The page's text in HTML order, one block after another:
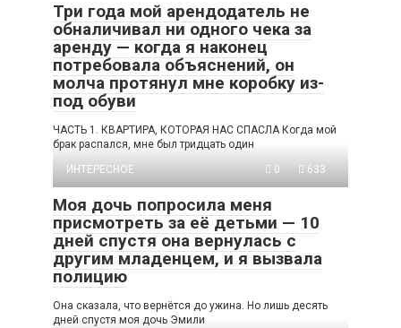
Три года мой арендодатель не
обналичивал ни одного чека за
аренду — когда я наконец
потребовала объяснений, он
молча протянул мне коробку из-
под обуви
ЧАСТЬ 1. КВАРТИРА, КОТОРАЯ НАС СПАСЛА Когда мой
брак распался, мне был тридцать один
ИНТЕРЕСНОЕ
0 633
Моя дочь попросила меня
присмотреть за её детьми — 10
дней спустя она вернулась с
другим младенцем, и я вызвала
полицию
Она сказала, что вернётся до ужина. Но лишь десять
дней спустя моя дочь Эмили